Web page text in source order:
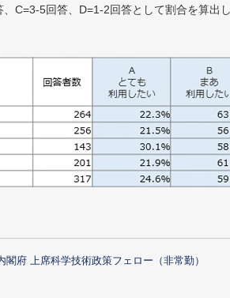
C=3-5回答、D=1-2回答として割合を算出し
府 上席科学技術政策フェロー（非常勤）